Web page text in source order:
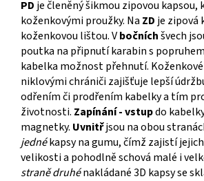
PD je členěný šikmou zipovou kapsou,
koženkovými proužky. Na ZD je zipová
koženkovou lištou. Vbočníchšvech
poutka na připnutí karabin s
kabelka možnost přehnutí. Koženkové
niklovými chrániči zajišťuje lepší
odřením či prodřením kabelky a tím
životnosti. Zapínání - vstupdo
magnetky. Uvnitřjsou na obou
jednékapsy na gumu, čímž zajistí
velikosti a pohodlně schová malé i
straně druhénakládané 3D kapsy se